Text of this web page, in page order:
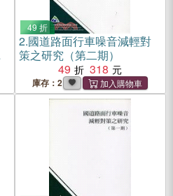
49 折
2.國道路面行車噪音減輕對
策之研究（第二期）
49
318
庫存：2